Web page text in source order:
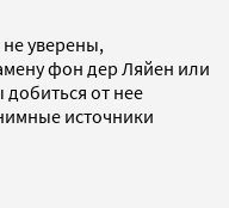
уверены,
фон дер Ляйен или
от нее
источники